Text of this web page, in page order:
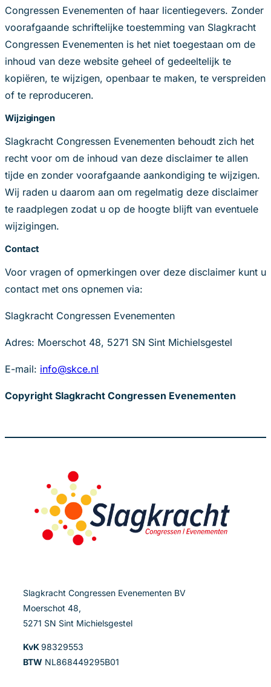
Congressen Evenementen of haar licentiegevers. Zonder
voorafgaande schriftelijke toestemming van Slagkracht
Congressen Evenementen is het niet toegestaan om de
inhoud van deze website geheel of gedeeltelijk te
kopiëren, te wijzigen, openbaar te maken, te verspreiden
of te reproduceren.
Wijzigingen
Slagkracht Congressen Evenementen behoudt zich het
recht voor om de inhoud van deze disclaimer te allen
tijde en zonder voorafgaande aankondiging te wijzigen.
Wij raden u daarom aan om regelmatig deze disclaimer
te raadplegen zodat u op de hoogte blijft van eventuele
wijzigingen.
Contact
Voor vragen of opmerkingen over deze disclaimer kunt u
contact met ons opnemen via:
Slagkracht Congressen Evenementen
Adres: Moerschot 48, 5271 SN Sint Michielsgestel
E-mail: info@skce.nl
Copyright Slagkracht Congressen Evenementen
Slagkracht Congressen Evenementen BV
Moerschot 48,
5271 SN Sint Michielsgestel
KvK98329553
BTW NL868449295B01